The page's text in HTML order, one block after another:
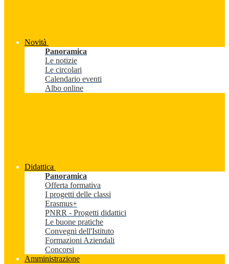
Novità
Panoramica
Le notizie
Le circolari
Calendario eventi
Albo online
Didattica
Panoramica
Offerta formativa
I progetti delle classi
Erasmus+
PNRR - Progetti didattici
Le buone pratiche
Convegni dell'Istituto
Formazioni Aziendali
Concorsi
Amministrazione